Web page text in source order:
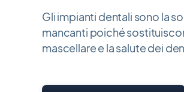
Gli impianti dentali sono la
mancanti poiché
mascellare e la salute dei